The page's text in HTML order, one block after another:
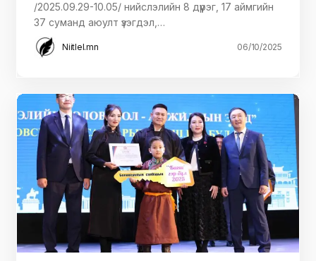
/2025.09.29-10.05/ нийслэлийн 8 дүүрэг, 17 аймгийн
37 суманд аюулт үзэгдэл,…
Niitlel.mn 06/10/2025